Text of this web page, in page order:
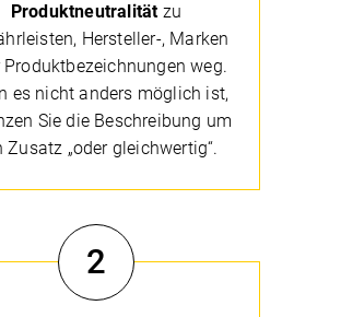
Produktneutralitätzu
Hersteller-, Marken
Produktbezeichnungen weg.
es nicht anders möglich ist,
Sie die Beschreibung um
Zusatz „oder gleichwertig“.
2